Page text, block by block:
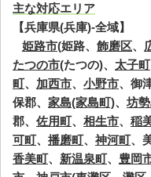
主な対応エリア
【兵庫県(兵庫)-全域】
姫路市(姫路、 飾磨区、
たつの市(たつの)、 太子町
町、 加西市、 小野市、御
保郡、 家島(家島町)、坊
郡、 佐用町、 相生市、 稲
可町、 播磨町、 神河町、
香美町、 新温泉町、 豊岡